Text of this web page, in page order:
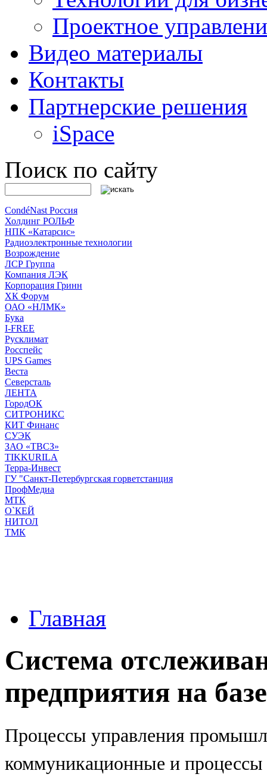
Проектное
Видео материалы
Контакты
Партнерские решения
iSpace
Поиск по сайту
CondéNast Россия
Холдинг РОЛЬФ
НПК «Катарсис»
Радиоэлектронные технологии
Возрождение
ЛСР Группа
Компания ЛЭК
Корпорация Гринн
ХК Форум
ОАО «НЛМК»
Бука
I-FREE
Русклимат
Росспейс
UPS Games
Веста
Северсталь
ЛЕНТА
ГородОК
СИТРОНИКС
КИТ Финанс
СУЭК
ЗАО «ТВСЗ»
TIKKURILA
Терра-Инвест
ГУ "Санкт-Петербургская горветстанция
ПрофМедиа
МТК
О`КЕЙ
НИТОЛ
ТМК
Главная
Система
предприятия на
Процессы управления
коммуникационные и